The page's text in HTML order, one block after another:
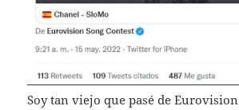
Soy tan viejo que pasé de